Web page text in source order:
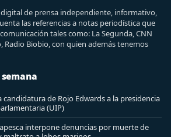
digital de prensa independiente, informativo,
las referencias a notas periodística que
tales como: La Segunda, CNN
Radio Biobio, con quien además tenemos
de Rojo Edwards a la presidencia
(UIP)
interpone denuncias por muerte de